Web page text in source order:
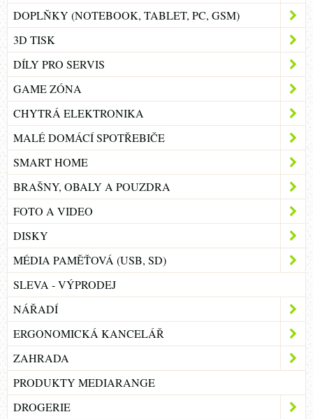
DOPLŇKY (NOTEBOOK, TABLET, PC, GSM)
3D TISK
DÍLY PRO SERVIS
GAME ZÓNA
CHYTRÁ ELEKTRONIKA
MALÉ DOMÁCÍ SPOTŘEBIČE
SMART HOME
BRAŠNY, OBALY A POUZDRA
FOTO A VIDEO
DISKY
MÉDIA PAMĚŤOVÁ (USB, SD)
SLEVA - VÝPRODEJ
NÁŘADÍ
ERGONOMICKÁ KANCELÁŘ
ZAHRADA
PRODUKTY MEDIARANGE
DROGERIE